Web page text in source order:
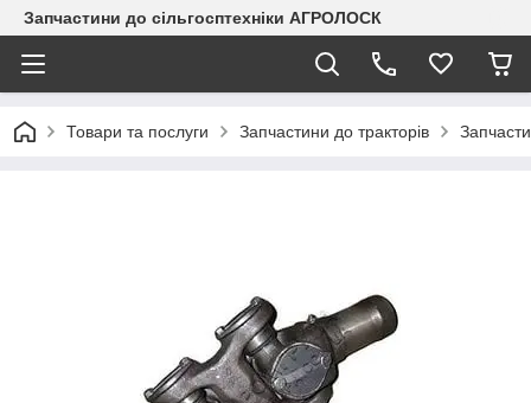
Запчастини до сільгосптехніки АГРОЛОСК
Товари та послуги Запчастини до тракторів